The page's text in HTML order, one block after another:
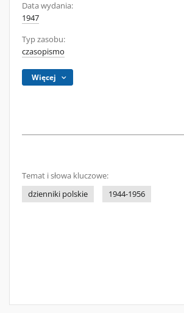
Data wydania:
1947
Typ zasobu:
czasopismo
Więcej
Temat i słowa kluczowe:
dzienniki polskie
1944-1956